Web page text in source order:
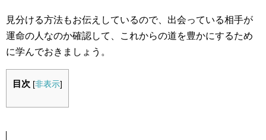
見分ける方法もお伝えしているので、出会っている相手が
運命の人なのか確認して、これからの道を豊かにするため
に学んでおきましょう。
目次 [非表示]